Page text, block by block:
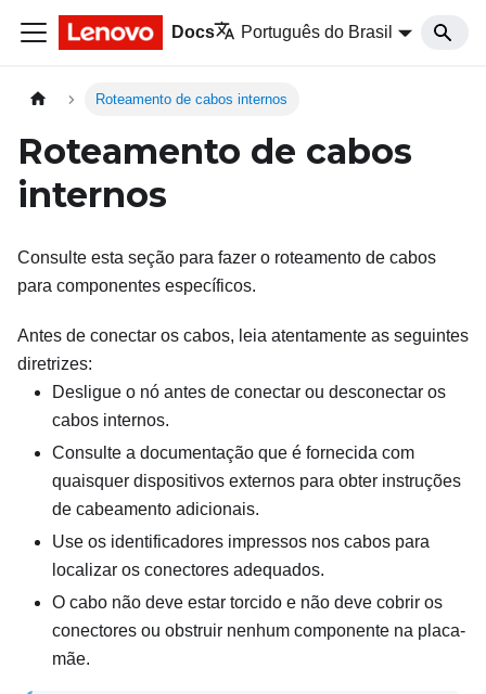
Docs Português do Brasil
Roteamento de cabos internos
Roteamento de cabos
internos
Consulte esta seção para fazer o roteamento de cabos
para componentes específicos.
Antes de conectar os cabos, leia atentamente as seguintes
diretrizes:
Desligue o nó antes de conectar ou desconectar os
cabos internos.
Consulte a documentação que é fornecida com
quaisquer dispositivos externos para obter instruções
de cabeamento adicionais.
Use os identificadores impressos nos cabos para
localizar os conectores adequados.
O cabo não deve estar torcido e não deve cobrir os
conectores ou obstruir nenhum componente na placa-
mãe.